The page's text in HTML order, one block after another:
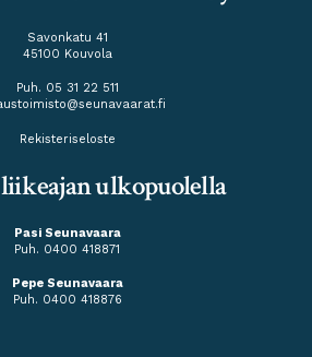
Savonkatu 41
45100 Kouvola
Puh. 05 31 22 511
Rekisteriseloste
ulkopuolella
Pasi Seunavaara
Puh. 0400 418871
Pepe Seunavaara
Puh. 0400 418876